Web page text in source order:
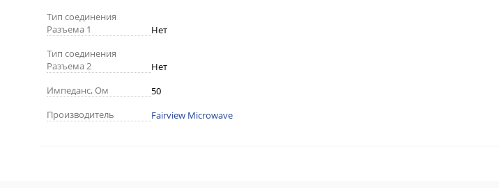
Тип соединения
Разъема 1
Нет
Тип соединения
Разъема 2
Нет
Импеданс, Ом
50
Производитель
Fairview Microwave